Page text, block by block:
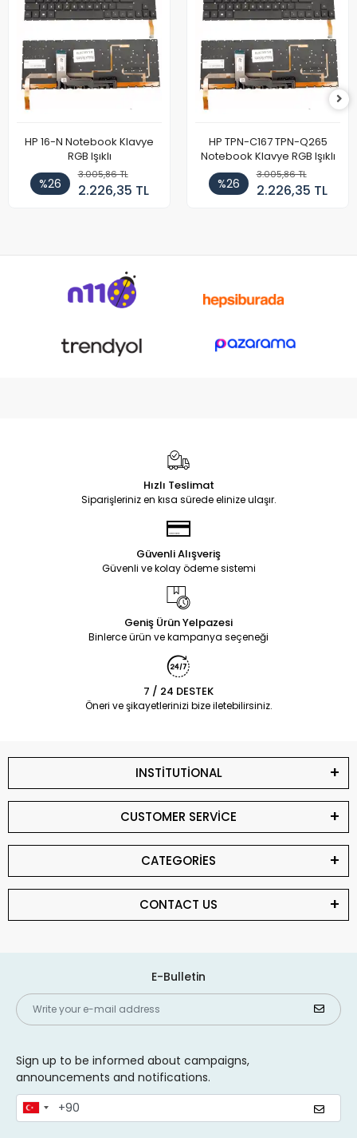
HP 16-N Notebook Klavye
RGB Işıklı
%26
3.005,86 TL
2.226,35 TL
HP TPN-C167 TPN-Q265
Notebook Klavye RGB Işıklı
%26
3.005,86 TL
2.226,35 TL
Hızlı Teslimat
Siparişleriniz en kısa sürede elinize ulaşır.
Güvenli Alışveriş
Güvenli ve kolay ödeme sistemi
Geniş Ürün Yelpazesi
Binlerce ürün ve kampanya seçeneği
7 / 24 DESTEK
Öneri ve şikayetlerinizi bize iletebilirsiniz.
INSTİTUTİONAL
CUSTOMER SERVİCE
CATEGORİES
CONTACT US
E-Bulletin
Sign up to be informed about campaigns,
announcements and notifications.